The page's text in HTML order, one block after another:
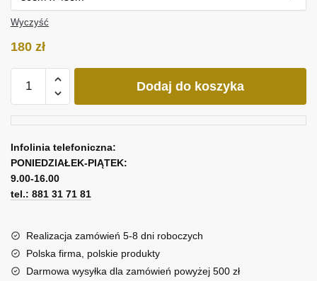
Wyczyść
180 zł
Obraz
Dodaj do koszyka
Infolinia telefoniczna:
PONIEDZIAŁEK-PIĄTEK:
9.00-16.00
tel.: 881 31 71 81
Realizacja zamówień 5-8 dni roboczych
Polska firma, polskie produkty
Darmowa wysyłka dla zamówień powyżej 500 zł